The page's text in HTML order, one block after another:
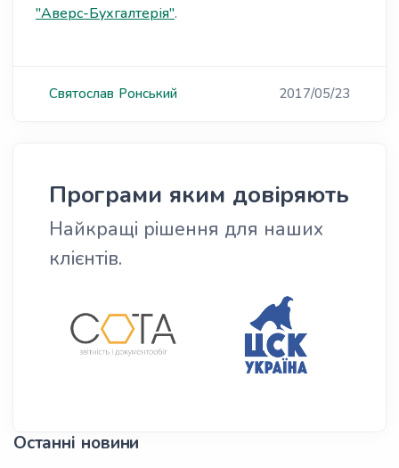
"Аверс-Бухгалтерія".
Святослав Ронський 2017/05/23
Програми яким довіряють
Найкращі рішення для наших
клієнтів.
Останні новини